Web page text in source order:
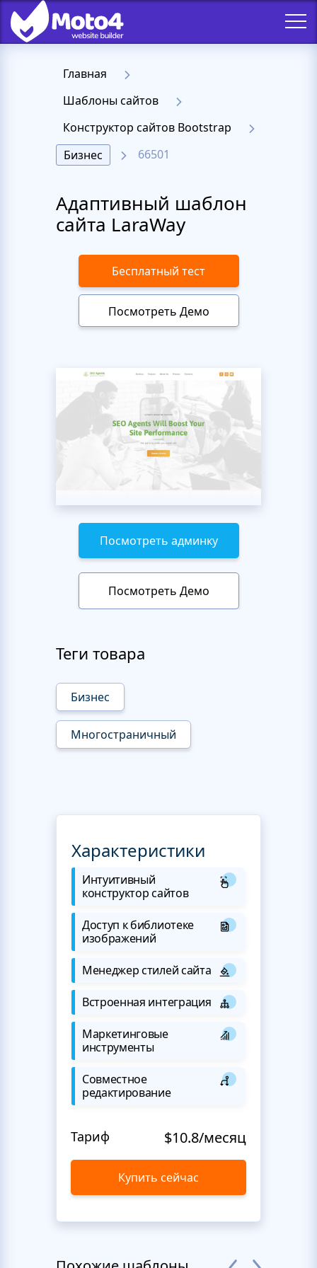
Главная
Шаблоны сайтов
Конструктор сайтов Bootstrap
Бизнес
66501
Адаптивный шаблон
сайта LaraWay
Бесплатный тест
Посмотреть Демо
Посмотреть админку
Посмотреть Демо
Теги товара
Бизнес
Многостраничный
Характеристики
Интуитивный
конструктор сайтов
Доступ к библиотеке
изображений
Менеджер стилей сайта
Встроенная интеграция
Маркетинговые
инструменты
Совместное
редактирование
Тариф $10.8/месяц
Купить сейчас